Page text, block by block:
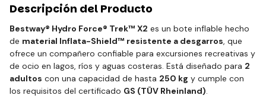
Descripción del Producto
Bestway® Hydro Force® Trek™ X2 es un bote inflable hecho
de material Inflata-Shield™ resistente a desgarros, que
ofrece un compañero confiable para excursiones recreativas y
de ocio en lagos, ríos y aguas costeras. Está diseñado para 2
adultos con una capacidad de hasta 250 kg y cumple con
los requisitos del certificado GS (TÜV Rheinland).